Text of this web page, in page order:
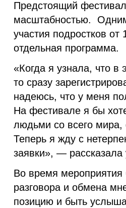
Предстоящий
масштабностью.
участия подростков
отдельная программа.
«Когда я узнала, что в
то сразу
надеюсь, что у меня
На фестивале я бы
людьми со всего мира,
Теперь я жду с
заявки», —
Во время мероприятия
разговора и обмена
позицию и быть